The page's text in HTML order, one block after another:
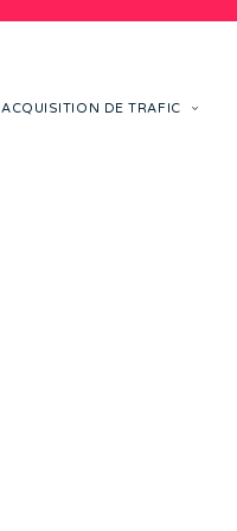
ACQUISITION DE TRAFIC